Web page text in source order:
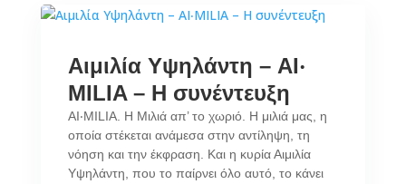
Αιμιλία Υψηλάντη – AI‧
MILIA – Η συνέντευξη
AI‧MILIA. Η Μιλιά απ’ το χωριό. Η μιλιά μας, η
οποία στέκεται ανάμεσα στην αντίληψη, τη
νόηση και την έκφραση. Και η κυρία Αιμιλία
Υψηλάντη, που το παίρνει όλο αυτό, το κάνει